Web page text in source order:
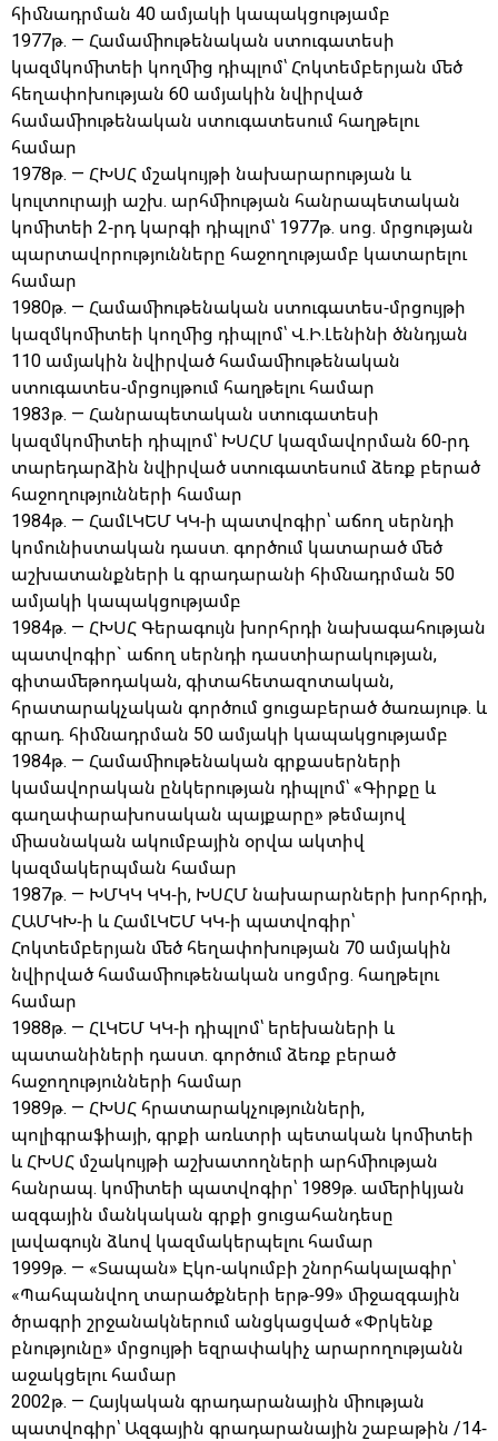
հիմնադրման 40 ամյակի կապակցությամբ
1977թ. — Համամիութենական ստուգատեսի
կազմկոմիտեի կողմից դիպլոմ՝ Հոկտեմբերյան մեծ
հեղափոխության 60 ամյակին նվիրված
համամիութենական ստուգատեսում հաղթելու
համար
1978թ. — ՀԽՍՀ մշակույթի նախարարության և
կուլտուրայի աշխ. արհմիության հանրապետական
կոմիտեի 2-րդ կարգի դիպլոմ՝ 1977թ. սոց. մրցության
պարտավորությունները հաջողությամբ կատարելու
համար
1980թ. — Համամիութենական ստուգատես-մրցույթի
կազմկոմիտեի կողմից դիպլոմ՝ Վ.Ի.Լենինի ծննդյան
110 ամյակին նվիրված համամիութենական
ստուգատես-մրցույթում հաղթելու համար
1983թ. — Հանրապետական ստուգատեսի
կազմկոմիտեի դիպլոմ՝ ԽՍՀՄ կազմավորման 60-րդ
տարեդարձին նվիրված ստուգատեսում ձեռք բերած
հաջողությունների համար
1984թ. — ՀամԼԿԵՄ ԿԿ-ի պատվոգիր՝ աճող սերնդի
կոմունիստական դաստ. գործում կատարած մեծ
աշխատանքների և գրադարանի հիմնադրման 50
ամյակի կապակցությամբ
1984թ. — ՀԽՍՀ Գերագույն խորհրդի նախագահության
պատվոգիր` աճող սերնդի դաստիարակության,
գիտամեթոդական, գիտահետազոտական,
հրատարակչական գործում ցուցաբերած ծառայութ. և
գրադ. հիմնադրման 50 ամյակի կապակցությամբ
1984թ. — Համամիութենական գրքասերների
կամավորական ընկերության դիպլոմ՝ «Գիրքը և
գաղափարախոսական պայքարը» թեմայով
միասնական ակումբային օրվա ակտիվ
կազմակերպման համար
1987թ. — ԽՄԿԿ ԿԿ-ի, ԽՍՀՄ նախարարների խորհրդի,
ՀԱՄԿԽ-ի և ՀամԼԿԵՄ ԿԿ-ի պատվոգիր՝
Հոկտեմբերյան մեծ հեղափոխության 70 ամյակին
նվիրված համամիութենական սոցմրց. հաղթելու
համար
1988թ. — ՀԼԿԵՄ ԿԿ-ի դիպլոմ՝ երեխաների և
պատանիների դաստ. գործում ձեռք բերած
հաջողությունների համար
1989թ. — ՀԽՍՀ հրատարակչությունների,
պոլիգրաֆիայի, գրքի առևտրի պետական կոմիտեի
և ՀԽՍՀ մշակույթի աշխատողների արհմիության
հանրապ. կոմիտեի պատվոգիր՝ 1989թ. ամերիկյան
ազգային մանկական գրքի ցուցահանդեսը
լավագույն ձևով կազմակերպելու համար
1999թ. — «Տապան» Էկո-ակումբի շնորհակալագիր՝
«Պահպանվող տարածքների երթ-99» միջազգային
ծրագրի շրջանակներում անցկացված «Փրկենք
բնությունը» մրցույթի եզրափակիչ արարողությանն
աջակցելու համար
2002թ. — Հայկական գրադարանային միության
պատվոգիր՝ Ազգային գրադարանային շաբաթին /14-